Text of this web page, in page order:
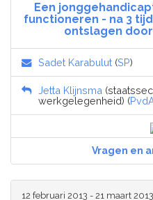
Een
functioneren - na 3
ontslagen
Sadet Karabulut (SP)
Jetta Klijnsma
werkgelegenheid) (
Vragen en
12 februari 2013 - 21 maart 2013